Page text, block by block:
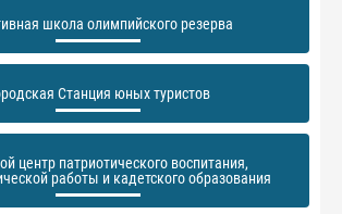
школа олимпийского резерва
Станция юных туристов
центр патриотического воспитания,
работы и кадетского образования